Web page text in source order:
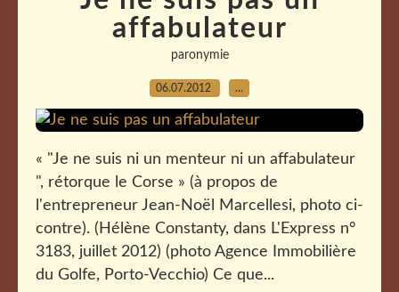
affabulateur
paronymie
06.07.2012 …
« "Je ne suis ni un menteur ni un affabulateur
", rétorque le Corse » (à propos de
l'entrepreneur Jean-Noël Marcellesi, photo ci-
contre). (Hélène Constanty, dans L'Express n°
3183, juillet 2012) (photo Agence Immobilière
du Golfe, Porto-Vecchio) Ce que...